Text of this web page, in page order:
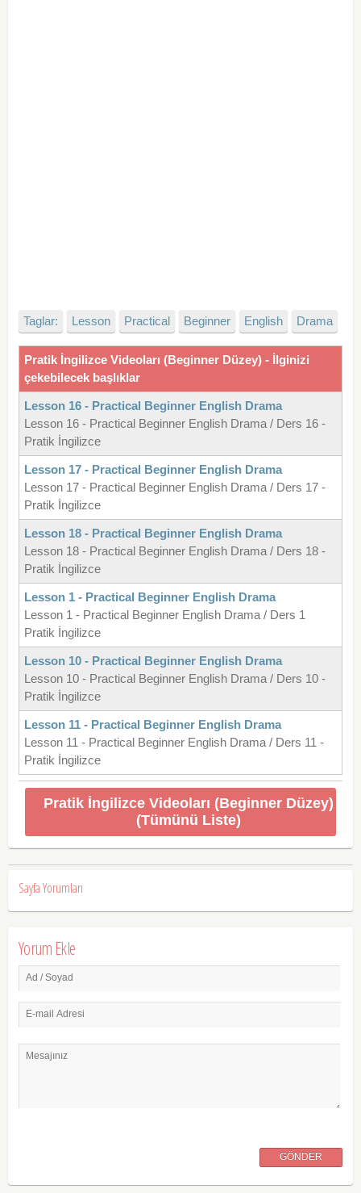
Taglar: Lesson Practical Beginner English Drama
Pratik İngilizce Videoları (Beginner Düzey) - İlginizi
çekebilecek başlıklar
Lesson 16 - Practical Beginner English Drama
Lesson 16 - Practical Beginner English Drama / Ders 16 -
Pratik İngilizce
Lesson 17 - Practical Beginner English Drama
Lesson 17 - Practical Beginner English Drama / Ders 17 -
Pratik İngilizce
Lesson 18 - Practical Beginner English Drama
Lesson 18 - Practical Beginner English Drama / Ders 18 -
Pratik İngilizce
Lesson 1 - Practical Beginner English Drama
Lesson 1 - Practical Beginner English Drama / Ders 1
Pratik İngilizce
Lesson 10 - Practical Beginner English Drama
Lesson 10 - Practical Beginner English Drama / Ders 10 -
Pratik İngilizce
Lesson 11 - Practical Beginner English Drama
Lesson 11 - Practical Beginner English Drama / Ders 11 -
Pratik İngilizce
Pratik İngilizce Videoları (Beginner Düzey)
(Tümünü Liste)
Sayfa Yorumları
Yorum Ekle
Ad / Soyad
E-mail Adresi
Mesajınız
GÖNDER